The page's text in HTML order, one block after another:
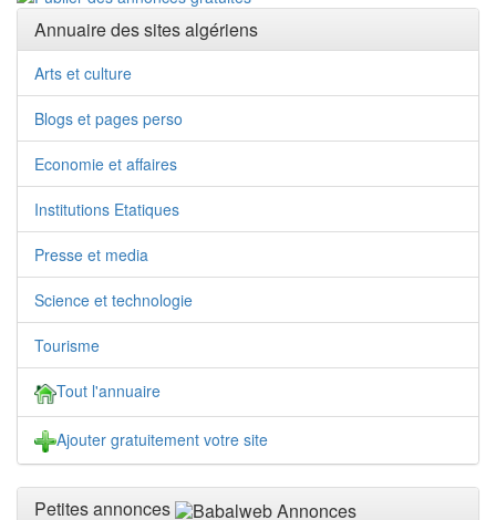
Annuaire des sites algériens
Arts et culture
Blogs et pages perso
Economie et affaires
Institutions Etatiques
Presse et media
Science et technologie
Tourisme
Tout l'annuaire
Ajouter gratuitement votre site
Petites annonces